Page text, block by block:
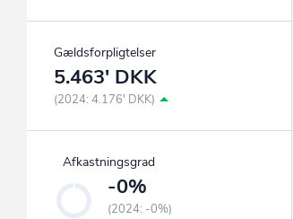
Gældsforpligtelser
5.463' DKK
(2024: 4.176' DKK)
Afkastningsgrad
-0%
(2024: -0%)